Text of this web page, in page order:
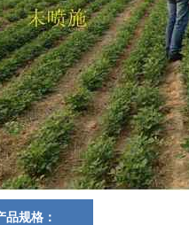
品规格：